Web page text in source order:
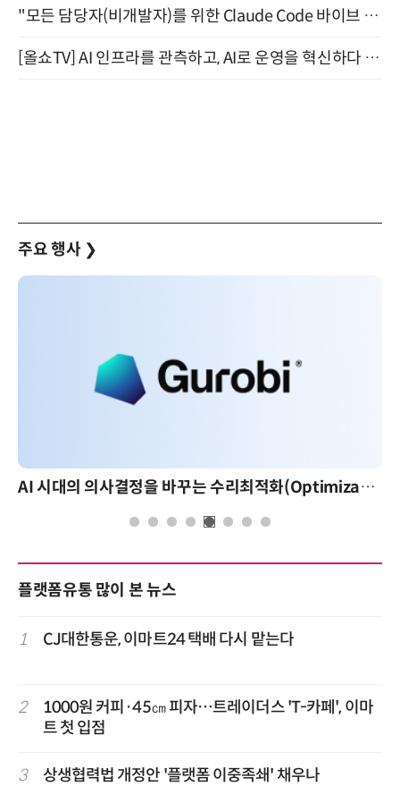
"모든 담당자(비개발자)를 위한 Claude Code 바이브 코딩 2-day 부트캠프" 9월 16~17일 개최
[올쇼TV] AI 인프라를 관측하고, AI로 운영을 혁신하다 (8월 11일 생방송)
주요 행사 ❯
AI 시대의 의사결정을 바꾸는 수리최적화(Optimization): 실제 산업 적용 사례와 활용 전략
플랫폼유통 많이 본 뉴스
1 CJ대한통운, 이마트24 택배 다시 맡는다
2
1000원 커피·45㎝ 피자…트레이더스 'T-카페', 이마
트 첫 입점
3 상생협력법 개정안 '플랫폼 이중족쇄' 채우나